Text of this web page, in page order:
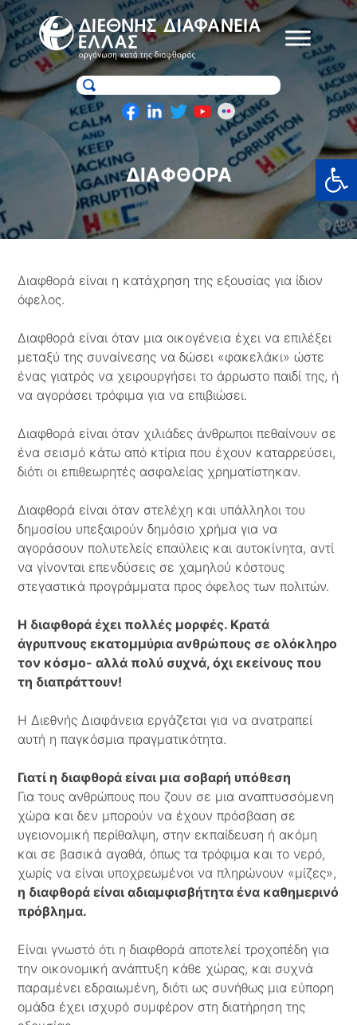
Skip
to
content
ΔΙΑΦΘΟΡΆ
Διαφθορά είναι η κατάχρηση της εξουσίας για ίδιον
όφελος.
Διαφθορά είναι όταν μια οικογένεια έχει να επιλέξει
μεταξύ της συναίνεσης να δώσει «φακελάκι» ώστε
ένας γιατρός να χειρουργήσει το άρρωστο παιδί της, ή
να αγοράσει τρόφιμα για να επιβιώσει.
Διαφθορά είναι όταν χιλιάδες άνθρωποι πεθαίνουν σε
ένα σεισμό κάτω από κτίρια που έχουν καταρρεύσει,
διότι οι επιθεωρητές ασφαλείας χρηματίστηκαν.
Διαφθορά είναι όταν στελέχη και υπάλληλοι του
δημοσίου υπεξαιρούν δημόσιο χρήμα για να
αγοράσουν πολυτελείς επαύλεις και αυτοκίνητα, αντί
να γίνονται επενδύσεις σε χαμηλού κόστους
στεγαστικά προγράμματα προς όφελος των πολιτών.
Η διαφθορά έχει πολλές μορφές. Κρατά
άγρυπνους εκατομμύρια ανθρώπους σε ολόκληρο
τον κόσμο- αλλά πολύ συχνά, όχι εκείνους που
τη διαπράττουν!
Η Διεθνής Διαφάνεια εργάζεται για να ανατραπεί
αυτή η παγκόσμια πραγματικότητα.
Γιατί η διαφθορά είναι μια σοβαρή υπόθεση
Για τους ανθρώπους που ζουν σε μια αναπτυσσόμενη
χώρα και δεν μπορούν να έχουν πρόσβαση σε
υγειονομική περίθαλψη, στην εκπαίδευση ή ακόμη
και σε βασικά αγαθά, όπως τα τρόφιμα και το νερό,
χωρίς να είναι υποχρεωμένοι να πληρώνουν «μίζες»,
η διαφθορά είναι αδιαμφισβήτητα ένα καθημερινό
πρόβλημα.
Είναι γνωστό ότι η διαφθορά αποτελεί τροχοπέδη για
την οικονομική ανάπτυξη κάθε χώρας, και συχνά
παραμένει εδραιωμένη, διότι ως συνήθως μια εύπορη
ομάδα έχει ισχυρό συμφέρον στη διατήρηση της